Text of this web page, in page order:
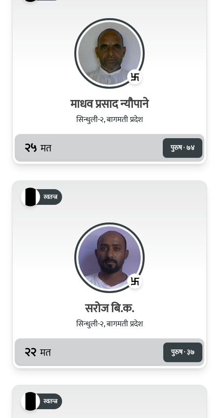
माधव प्रसाद न्यौपाने
सिन्धुली-२, बागमती प्रदेश
२५ मत पुरुष · ७४
स्वतन्त्र
सरोज बि.क.
सिन्धुली-२, बागमती प्रदेश
२२ मत पुरुष · ३७
स्वतन्त्र